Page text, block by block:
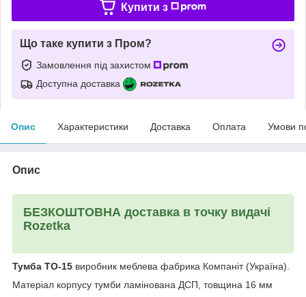
Купити з
Що таке купити з Пром?
Замовлення під захистом
Доступна доставка
Опис Характеристики Доставка Оплата Умови
Опис
БЕЗКОШТОВНА доставка в точку видачі
Rozetka
Тумба ТО-15 виробник меблева фабрика Компаніт (Україна).
Матеріал корпусу тумби ламінована ДСП, товщина 16 мм